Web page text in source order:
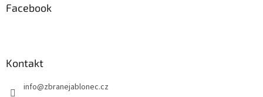
Facebook
Kontakt
info@zbranejablonec.cz